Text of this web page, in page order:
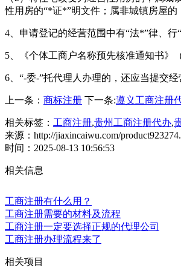
性用房的“*证*”明文件；属非城镇房屋的
4、申请登记的经营范围中有“法*”律、
5、《个体工商户名称预先核准通知书》
6、“-委-”托代理人办理的，还应当提交
上一条： 商标注册 下一条:遵义工商注册
相关标签： 工商注册,贵州工商注册代办,
来源：http://jiaxincaiwu.com/
时间：2025-08-13 10:56:53
相关信息
工商注册有什么用？
工商注册需要的材料及流程
工商注册一定要选择正规的代理公司
工商注册办理流程来了
相关项目